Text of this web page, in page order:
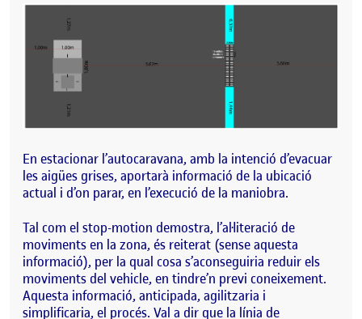
En estacionar l’autocaravana, amb la intenció d’evacuar
les aigües grises, aportarà informació de la ubicació
actual i d’on parar, en l’execució de la maniobra.
Tal com el stop-motion demostra, l’al·literació de
moviments en la zona, és reiterat (sense aquesta
informació), per la qual cosa s’aconseguiria reduir els
moviments del vehicle, en tindre’n previ coneixement.
Aquesta informació, anticipada, agilitzaria i
simplificaria, el procés. Val a dir que la línia de